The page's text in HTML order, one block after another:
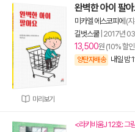
미리보기
완벽한 아이 팔
미카엘 에스코피에 (
길벗스쿨| 2017년
13,500원 (10% 할
양탄자배송 내일 밤
<라키비움J 12호: 그